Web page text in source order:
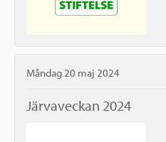
Måndag 20 maj 2024
Järvaveckan 2024